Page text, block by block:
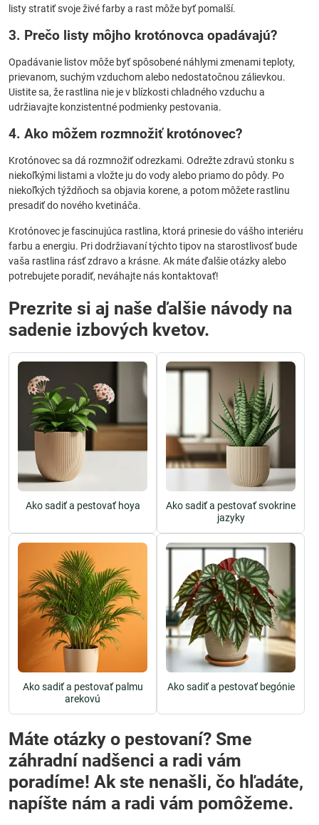
listy stratiť svoje živé farby a rast môže byť pomalší.
3. Prečo listy môjho krotónovca opadávajú?
Opadávanie listov môže byť spôsobené náhlymi zmenami teploty,
prievanom, suchým vzduchom alebo nedostatočnou zálievkou.
Uistite sa, že rastlina nie je v blízkosti chladného vzduchu a
udržiavajte konzistentné podmienky pestovania.
4. Ako môžem rozmnožiť krotónovec?
Krotónovec sa dá rozmnožiť odrezkami. Odrežte zdravú stonku s
niekoľkými listami a vložte ju do vody alebo priamo do pôdy. Po
niekoľkých týždňoch sa objavia korene, a potom môžete rastlinu
presadiť do nového kvetináča.
Krotónovec je fascinujúca rastlina, ktorá prinesie do vášho interiéru
farbu a energiu. Pri dodržiavaní týchto tipov na starostlivosť bude
vaša rastlina rásť zdravo a krásne. Ak máte ďalšie otázky alebo
potrebujete poradiť, neváhajte nás kontaktovať!
Prezrite si aj naše ďalšie návody na
sadenie izbových kvetov.
Ako sadiť a pestovať hoya
Ako sadiť a pestovať svokrine
jazyky
Ako sadiť a pestovať palmu
arekovú
Ako sadiť a pestovať begónie
Máte otázky o pestovaní? Sme
záhradní nadšenci a radi vám
poradíme! Ak ste nenašli, čo hľadáte,
napíšte nám a radi vám pomôžeme.